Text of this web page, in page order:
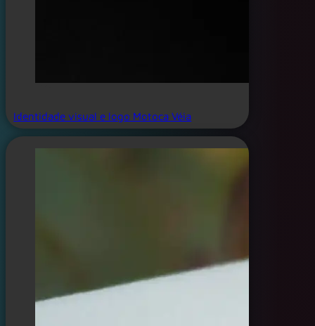
Identidade visual e logo Motoca Véia